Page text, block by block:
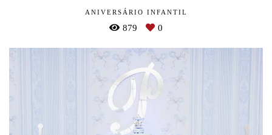
ANIVERSÁRIO INFANTIL
879 0